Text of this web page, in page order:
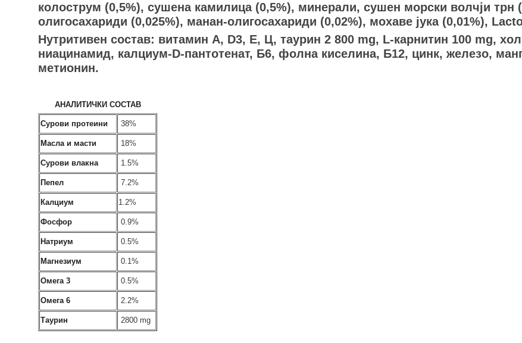
колострум (0,5%), сушена камилица (0,5%), минерали, сушен морски волчји трн
олигосахариди (0,025%), манан-олигосахариди (0,02%), мохаве јука (0,01%),
Нутритивен состав: витамин А, D3, Е, Ц, таурин 2 800 mg, L-карнитин 100 mg,
ниацинамид, калциум-D-пантотенат, Б6, фолна киселина, Б12, цинк, железо,
метионин.
АНАЛИТИЧКИ СОСТАВ
Сурови протеини 38%
Масла и масти 18%
Сурови влакна 1.5%
Пепел 7.2%
Калциум 1.2%
Фосфор 0.9%
Натриум 0.5%
Магнезиум 0.1%
Омега 3 0.5%
Омега 6 2.2%
Таурин 2800 mg